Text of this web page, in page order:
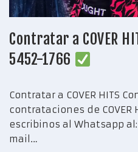
Contratar a COVER
5452-1766
Contratar a COVER HITS
contrataciones de COVER
escribinos al Whatsapp al:
mail…